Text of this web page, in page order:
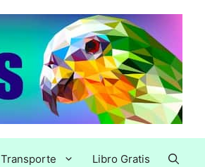
Transporte Libro Gratis